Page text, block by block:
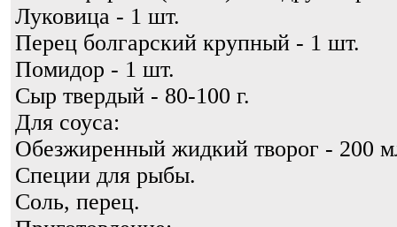
Луковица - 1 шт.
Перец болгарский крупный - 1 шт.
Помидор - 1 шт.
Сыр твердый - 80-100 г.
Для соуса:
Обезжиренный жидкий творог - 200
Специи для рыбы.
Соль, перец.